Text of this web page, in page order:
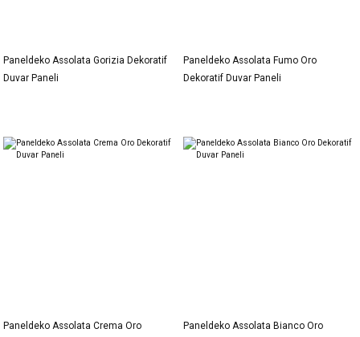
Paneldeko Assolata Gorizia Dekoratif
Duvar Paneli
Paneldeko Assolata Fumo Oro
Dekoratif Duvar Paneli
Paneldeko Assolata Crema Oro
Paneldeko Assolata Bianco Oro